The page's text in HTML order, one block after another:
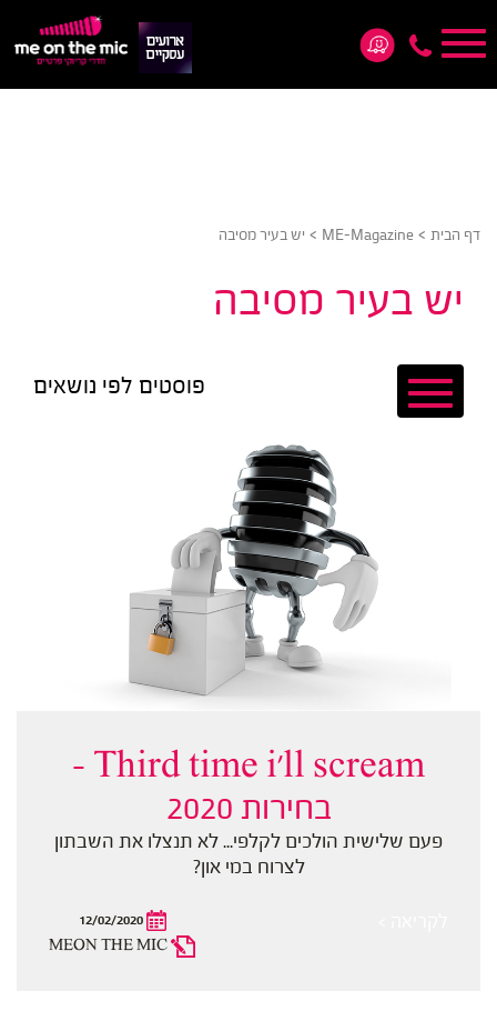
Toggle
navigation
*5876
דף הבית >
ME-Magazine
> יש בעיר מסיבה
יש בעיר מסיבה
פוסטים לפי נושאים
Toggle
navigation
Third time i'll scream -
בחירות 2020
פעם שלישית הולכים לקלפי... לא תנצלו את השבתון
לצרוח במי און?
12/02/2020
MEON THE MIC